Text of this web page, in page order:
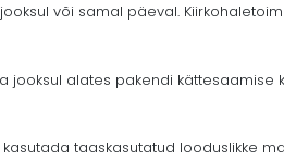
või samal päeval.
alates pakendi
taaskasutatud looduslikke